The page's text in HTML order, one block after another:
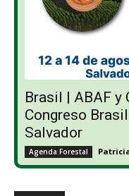
Brasil | ABAF y
Congreso
Salvador
Agenda Forestal